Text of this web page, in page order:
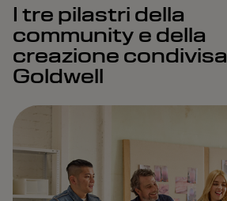
I tre pilastri della
community e della
creazione condivisa
Goldwell